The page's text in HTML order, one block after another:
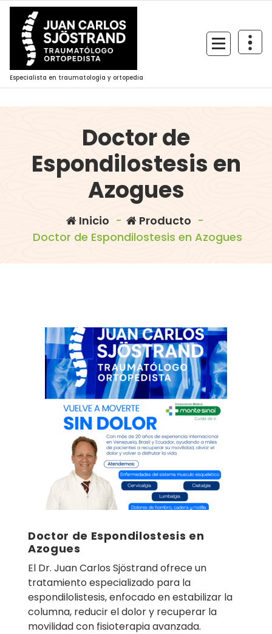
Saltar
contenido
Especialista en traumatología y ortopedia
Doctor de
Espondilostesis en
Azogues
Inicio - Producto -
Doctor de Espondilostesis en Azogues
Doctor de Espondilostesis en
Azogues
El Dr. Juan Carlos Sjöstrand ofrece un
tratamiento especializado para la
espondilolistesis, enfocado en estabilizar la
columna, reducir el dolor y recuperar la
movilidad con fisioterapia avanzada.